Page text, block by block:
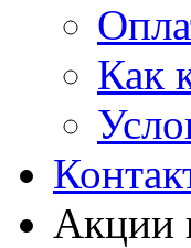
Как
Акции